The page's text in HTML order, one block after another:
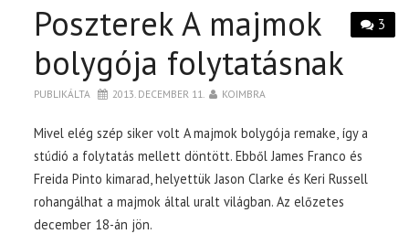
3
Poszterek A majmok
bolygója folytatásnak
PUBLIKÁLTA 2013. DECEMBER 11. KOIMBRA
Mivel elég szép siker volt A majmok bolygója remake, így a
stúdió a folytatás mellett döntött. Ebből James Franco és
Freida Pinto kimarad, helyettük Jason Clarke és Keri Russell
rohangálhat a majmok által uralt világban. Az előzetes
december 18-án jön.